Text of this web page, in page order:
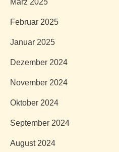
März 2025
Februar 2025
Januar 2025
Dezember 2024
November 2024
Oktober 2024
September 2024
August 2024